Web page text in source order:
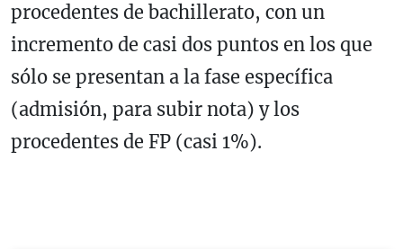
procedentes de bachillerato, con un
incremento de casi dos puntos en los que
sólo se presentan a la fase específica
(admisión, para subir nota) y los
procedentes de FP (casi 1%).